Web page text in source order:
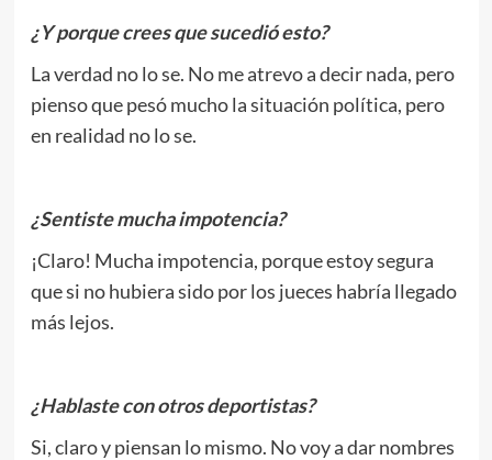
¿Y porque crees que sucedió esto?
La verdad no lo se. No me atrevo a decir nada, pero
pienso que pesó mucho la situación política, pero
en realidad no lo se.
¿Sentiste mucha impotencia?
¡Claro! Mucha impotencia, porque estoy segura
que si no hubiera sido por los jueces habría llegado
más lejos.
¿Hablaste con otros deportistas?
Si, claro y piensan lo mismo. No voy a dar nombres